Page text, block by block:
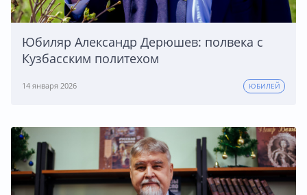
Юбиляр Александр Дерюшев: полвека с
Кузбасским политехом
14 января 2026 ЮБИЛЕЙ